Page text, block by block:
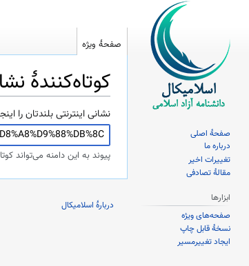
کوتاه‌کنندهٔ
پرش
به
ناوبری
پرش
به
جستجو
نشانی اینترنتی بلندتان را
پیوند به این دامنه می‌تواند
صفحهٔ ویژه
صفحهٔ اصلی
درباره ما
تغییرات اخیر
مقالهٔ تصادفی
ابزارها
صفحه‌های ویژه
نسخهٔ قابل چاپ
ایجاد تغییرمسیر
دربارهٔ اسلامیکال